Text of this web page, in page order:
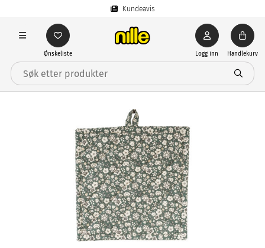
Kundeavis
Ønskeliste Logg inn Handlekurv